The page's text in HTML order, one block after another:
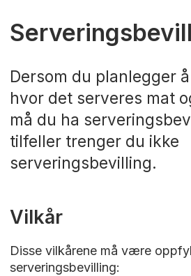
Dersom du planlegger
hvor det serveres mat
må du ha
tilfeller trenger du ikke
serveringsbevilling.
Vilkår
Disse vilkårene må være
serveringsbevilling: